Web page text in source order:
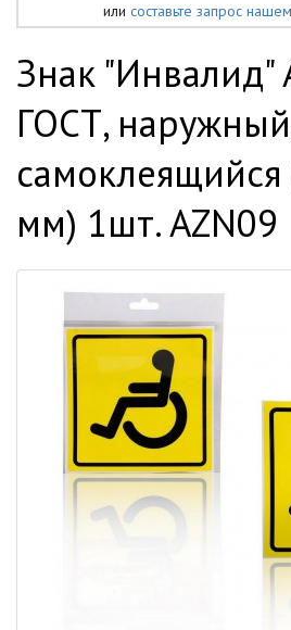
или составьте запрос
Знак "Инвалид"
ГОСТ,
мм) 1шт. AZN09